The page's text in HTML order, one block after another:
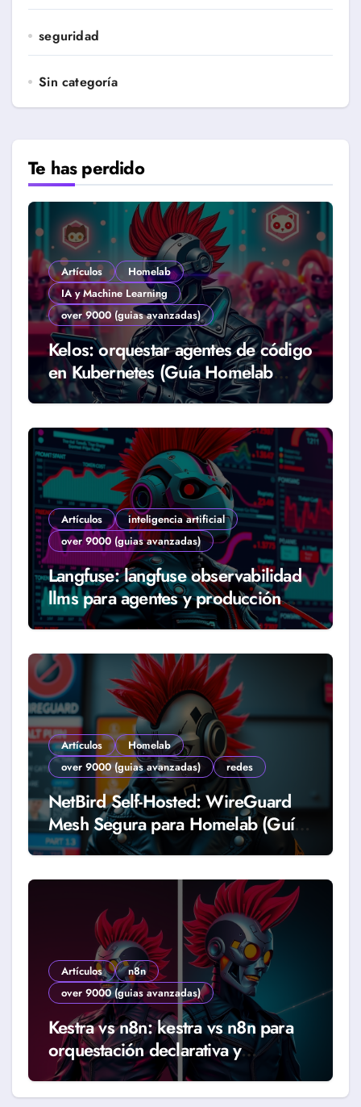
seguridad
Sin categoría
Te has perdido
Artículos
Homelab
IA y Machine Learning
over 9000 (guias avanzadas)
Kelos: orquestar agentes de código
en Kubernetes (Guía Homelab
2026)
Artículos
inteligencia artificial
over 9000 (guias avanzadas)
Langfuse: langfuse observabilidad
llms para agentes y producción
real (Guía 2026)
Artículos
Homelab
over 9000 (guias avanzadas)
redes
NetBird Self-Hosted: WireGuard
Mesh Segura para Homelab (Guía
2026)
Artículos
n8n
over 9000 (guias avanzadas)
Kestra vs n8n: kestra vs n8n para
orquestación declarativa y
workflows reales (Guía 2026)